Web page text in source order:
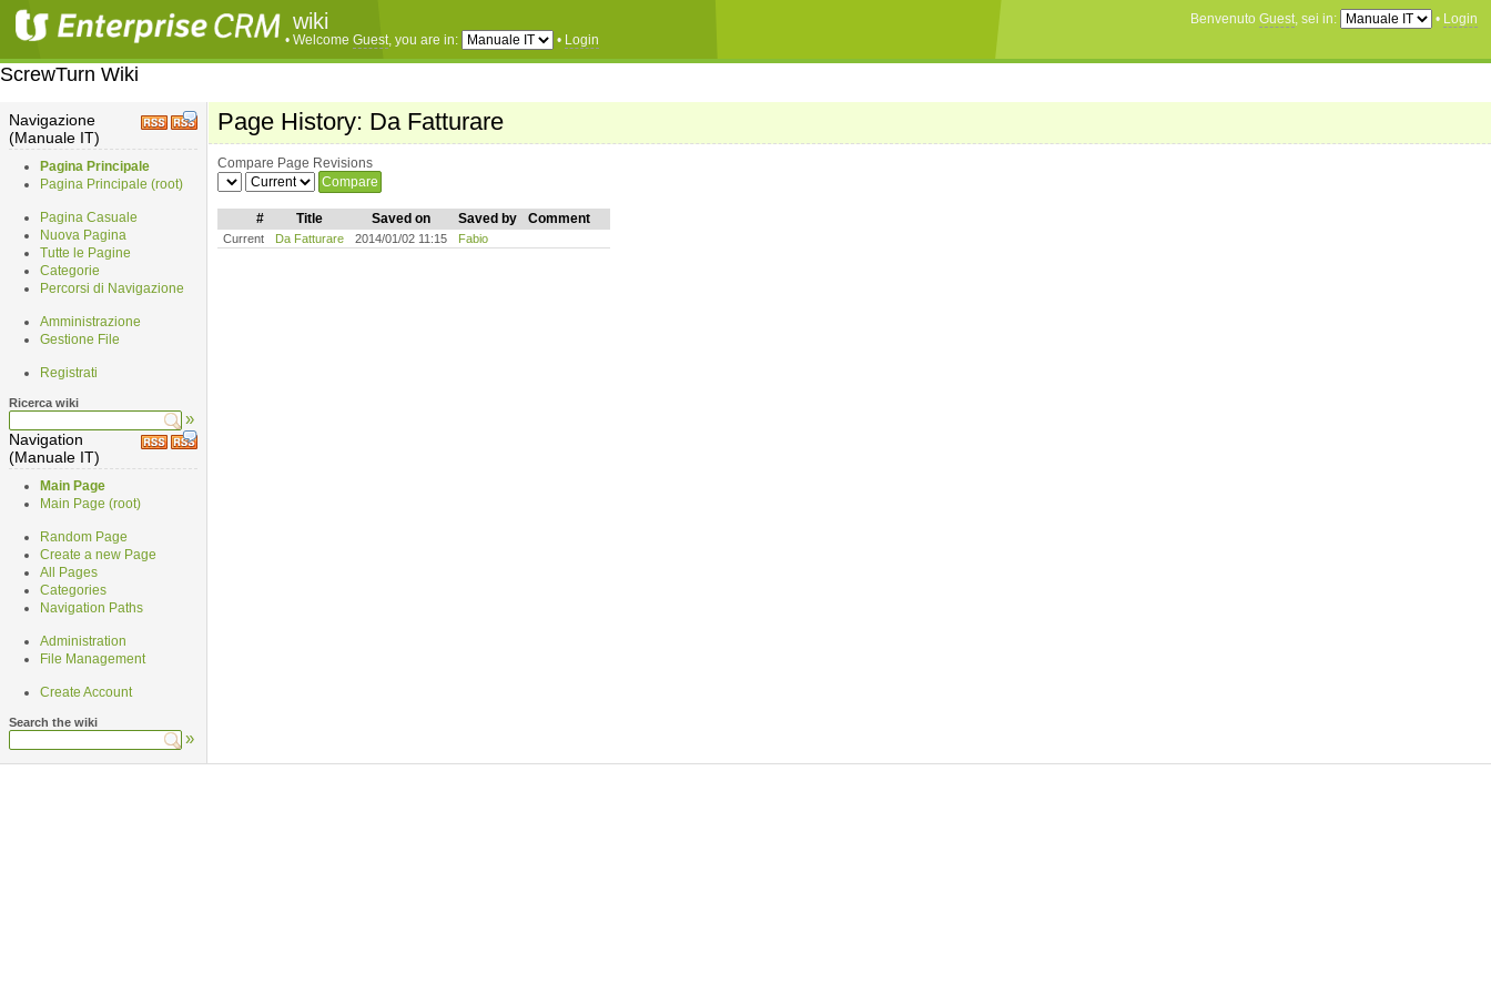
wiki Benvenuto Guest, sei in: • Login
• Welcome Guest, you are in: • Login
ScrewTurn Wiki
Navigazione
(Manuale IT)
Pagina Principale
Pagina Principale (root)
Pagina Casuale
Nuova Pagina
Tutte le Pagine
Categorie
Percorsi di Navigazione
Amministrazione
Gestione File
Registrati
Ricerca wiki
»
Navigation
(Manuale IT)
Main Page
Main Page (root)
Random Page
Create a new Page
All Pages
Categories
Navigation Paths
Administration
File Management
Create Account
Search the wiki
»
Page History: Da Fatturare
Compare Page Revisions
# Title Saved on Saved by Comment
Current Da Fatturare 2014/01/02 11:15 Fabio